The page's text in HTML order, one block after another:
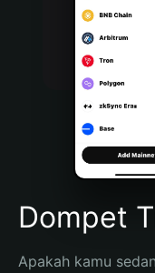
Português (Portugal)
Bahasa Indonesia
Português (Brasil)
Español (Argentina)
Dompet
Apakah kamu